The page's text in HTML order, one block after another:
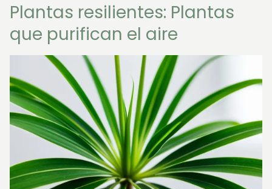
Plantas resilientes: Plantas
que purifican el aire